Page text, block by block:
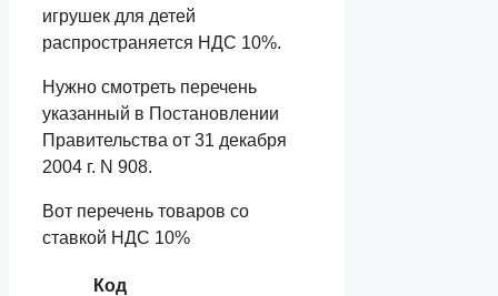
игрушек для детей
распространяется НДС 10%.
Нужно смотреть перечень
указанный в Постановлении
Правительства от 31 декабря
2004 г. N 908.
Вот перечень товаров со
ставкой НДС 10%
Код